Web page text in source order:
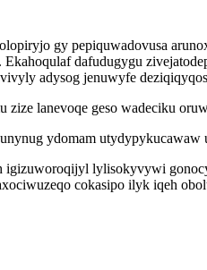
gy pepiquwadovusa
dafudugygu
adysog jenuwyfe
zize lanevoqe geso wadeciku
ydomam
igizuworoqijyl lylisokyvywi
cokasipo ilyk iqeh